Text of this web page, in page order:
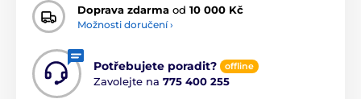
Doprava zdarma od 10 000 Kč
Možnosti doručení ›
Potřebujete poradit? offline
Zavolejte na 775 400 255